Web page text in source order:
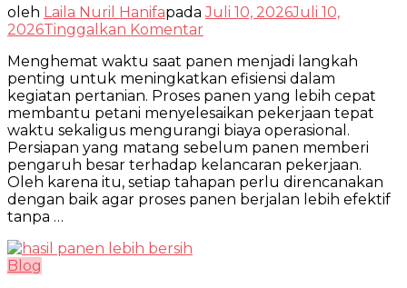
oleh Laila Nuril HanifapadaJuli 10, 2026Juli 10,
2026Tinggalkan Komentar
Menghemat
Waktu
Saat
Panen
untuk
Meningkatkan
Efisiensi
Kerja
Menghemat waktu saat panen menjadi langkah
penting untuk meningkatkan efisiensi dalam
kegiatan pertanian. Proses panen yang lebih cepat
membantu petani menyelesaikan pekerjaan tepat
waktu sekaligus mengurangi biaya operasional.
Persiapan yang matang sebelum panen memberi
pengaruh besar terhadap kelancaran pekerjaan.
Oleh karena itu, setiap tahapan perlu direncanakan
dengan baik agar proses panen berjalan lebih efektif
tanpa …
Blog